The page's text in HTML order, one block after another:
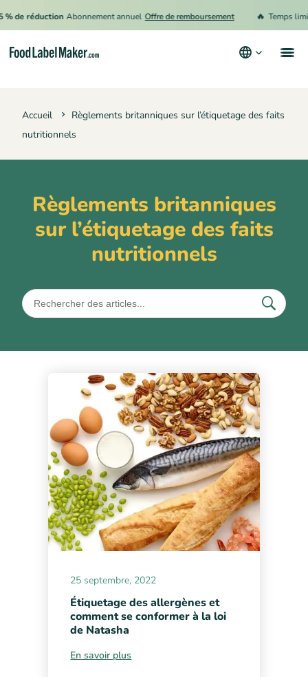
de réduction Abonnement annuel Offre de remboursement 🔥 Temps
Accueil
Règlements britanniques sur l’étiquetage des faits
nutritionnels
Règlements britanniques
sur l’étiquetage des faits
nutritionnels
25 septembre, 2022
Étiquetage des allergènes et
comment se conformer à la loi
de Natasha
En savoir plus
Ressources
Conditions générales d’utilisation
Politique de confidentialité